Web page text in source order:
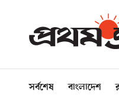
সর্বশেষ বাংলাদেশ